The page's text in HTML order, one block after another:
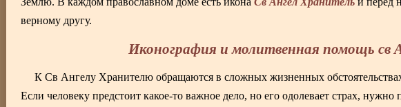
верному другу.
Иконография и молитвенная помощь св
К Св Ангелу Хранителю обращаются в сложных жизненных
Если человеку предстоит какое-то важное дело, но его одолевает страх,